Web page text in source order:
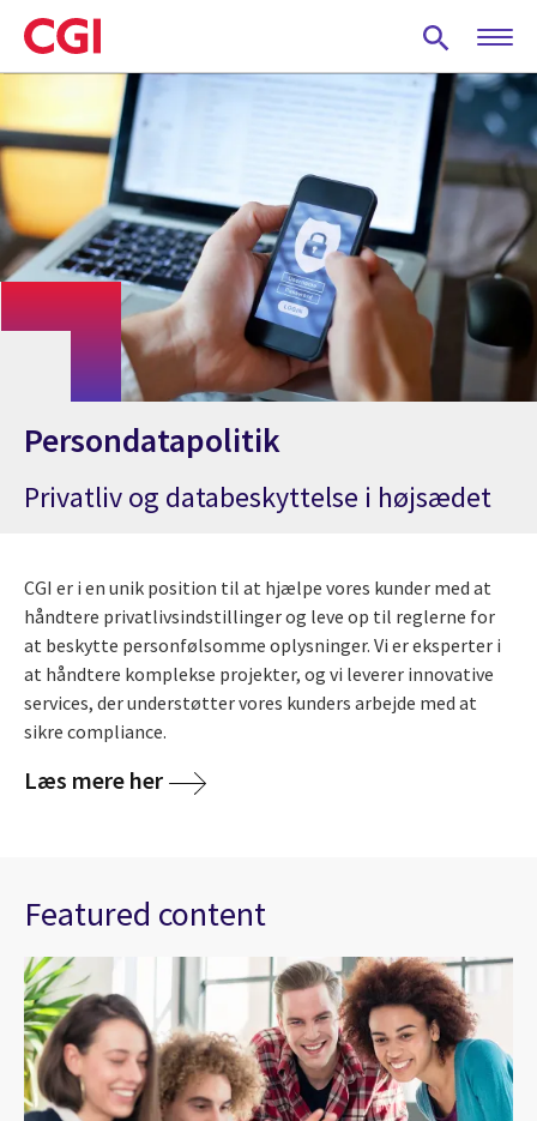
Skip
to
main
Persondatapolitik
Privatliv og databeskyttelse i højsædet
CGI er i en unik position til at hjælpe vores kunder med at
håndtere privatlivsindstillinger og leve op til reglerne for
at beskytte personfølsomme oplysninger. Vi er eksperter i
at håndtere komplekse projekter, og vi leverer innovative
services, der understøtter vores kunders arbejde med at
sikre compliance.
Læs mere her
Featured content